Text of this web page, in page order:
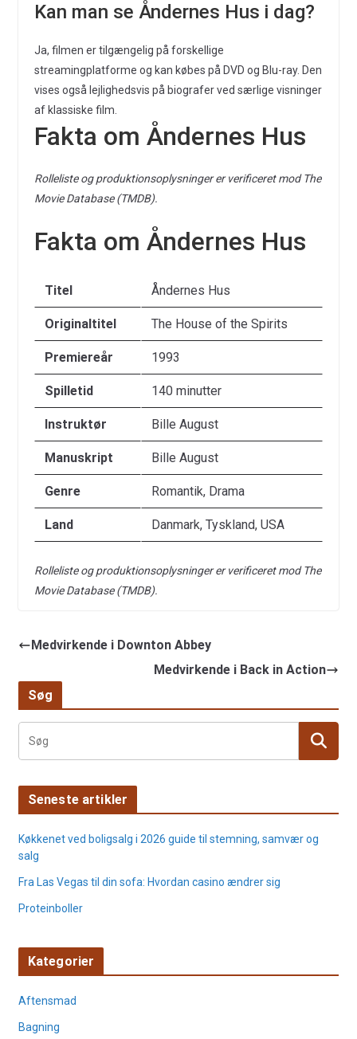
Kan man se Åndernes Hus i dag?
Ja, filmen er tilgængelig på forskellige
streamingplatforme og kan købes på DVD og Blu-ray. Den
vises også lejlighedsvis på biografer ved særlige visninger
af klassiske film.
Fakta om Åndernes Hus
Rolleliste og produktionsoplysninger er verificeret mod The
Movie Database (TMDB).
Fakta om Åndernes Hus
Titel Åndernes Hus
Originaltitel The House of the Spirits
Premiereår 1993
Spilletid 140 minutter
Instruktør Bille August
Manuskript Bille August
Genre Romantik, Drama
Land Danmark, Tyskland, USA
Rolleliste og produktionsoplysninger er verificeret mod The
Movie Database (TMDB).
Medvirkende i Downton Abbey
Medvirkende i Back in Action
Søg
Seneste artikler
Køkkenet ved boligsalg i 2026 guide til stemning, samvær og
salg
Fra Las Vegas til din sofa: Hvordan casino ændrer sig
Proteinboller
Kategorier
Aftensmad
Bagning